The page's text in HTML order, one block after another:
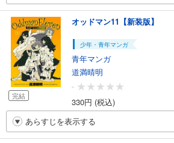
完結
オッドマン11【新装版】
少年・青年マンガ
青年マンガ
道満晴明
-
330円 (税込)
あらすじを表示する